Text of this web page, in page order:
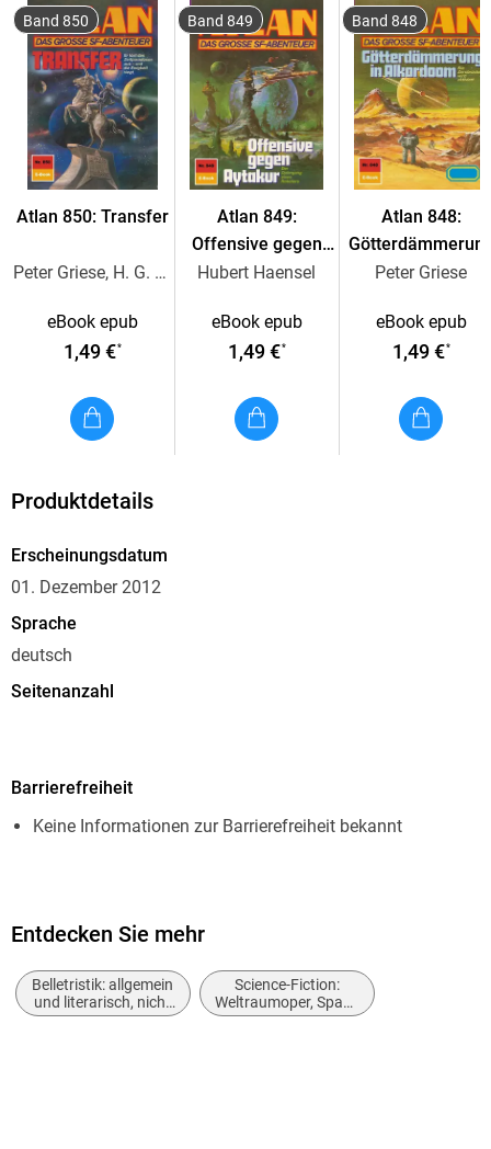
Entdeckungen - und zu erbitterten Kämpfen mit den
Schwarzen Sternenbrüdern und ihren Helfern.
Nun, im März 3821, beginnt den Beteiligten, allen voran
Atlan, klarzuwerden, worauf die unheimlichen Gegner mit
ihren tödlichen Attacken eigentlich hinauswollen. Außerdem
kommt der Arkonide immer mehr in Zugzwang. Er empfängt
Zeitfestung und innerhalb des Zeitgruft-Operators unter dem
Dom Kesdschan auf dem Planeten Khrat das Schicksal
Tuschkans, des jungen Hathors. Es geht um TUSCHKANS
VERMÄCHTNIS . . .
Band 850
Atlan 850: Transfer
Peter Griese, H. G. Ewers
eBook epub
1,49 €*
Band 849
Atlan 849:
Offensive gegen
Aytakur
Hubert Haensel
eBook epub
1,49 €*
Band 848
Atlan 848:
in Alkordoom
Peter Griese
eBook epub
1,49 €*
Produktdetails
Erscheinungsdatum
01. Dezember 2012
Sprache
deutsch
Seitenanzahl
1,07 MB
Reihe
Arndt Ellmer
Perry Rhodan Redaktion
Barrierefreiheit
Keine Informationen zur Barrierefreiheit bekannt
Entdecken Sie mehr
Belletristik: allgemein
und literarisch, nicht
nach Genre
Science-Fiction:
Weltraumoper, Space
Opera